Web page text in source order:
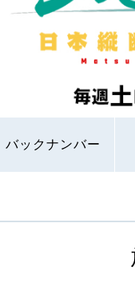
バックナンバー